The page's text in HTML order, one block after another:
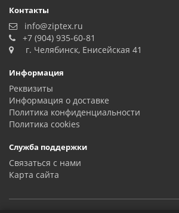
Контакты
info@ziptex.ru
+7 (904) 935-60-81
г. Челябинск, Енисейская 41
Информация
Реквизиты
Информация о доставке
Политика конфиденциальности
Политика сookies
Служба поддержки
Связаться с нами
Карта сайта